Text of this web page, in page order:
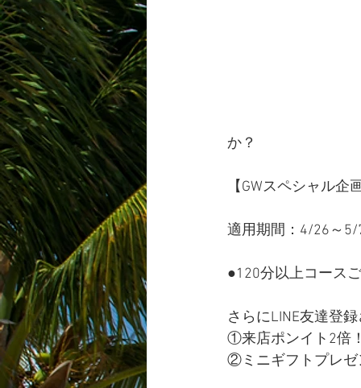
か？
【GWスペシャル企
適用期間：4/26～5/
●120分以上コース
さらにLINE友達登
①来店ポンイト2倍
②ミニギフトプレ